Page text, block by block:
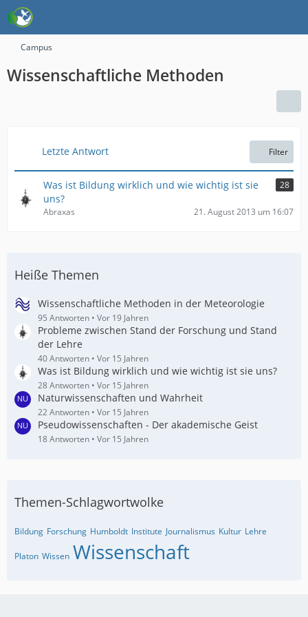
Campus
Wissenschaftliche Methoden
Letzte Antwort Filter
Was ist Bildung wirklich und wie wichtig ist sie
uns?
28
Abraxas 21. August 2013 um 16:07
Heiße Themen
Wissenschaftliche Methoden in der Meteorologie
95 Antworten Vor 19 Jahren
Probleme zwischen Stand der Forschung und Stand
der Lehre
40 Antworten Vor 15 Jahren
Was ist Bildung wirklich und wie wichtig ist sie uns?
28 Antworten Vor 15 Jahren
Naturwissenschaften und Wahrheit
22 Antworten Vor 15 Jahren
Pseudowissenschaften - Der akademische Geist
18 Antworten Vor 15 Jahren
Themen-Schlagwortwolke
Bildung Forschung Humboldt Institute Journalismus Kultur Lehre
Platon Wissen Wissenschaft